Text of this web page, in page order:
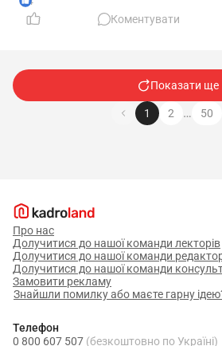
Коментувати
Показати ще
1 2 … 50
Про нас
Долучитися до нашої команди лекторів
Долучитися до нашої команди
Долучитися до нашої команди
Замовити рекламу
Знайшли помилку або маєте гарну
Телефон
0 800 607 507 (безкоштовно по Україні)